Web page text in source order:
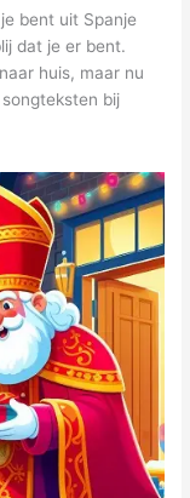
bent uit Spanje
dat je er bent.
huis, maar nu
bij